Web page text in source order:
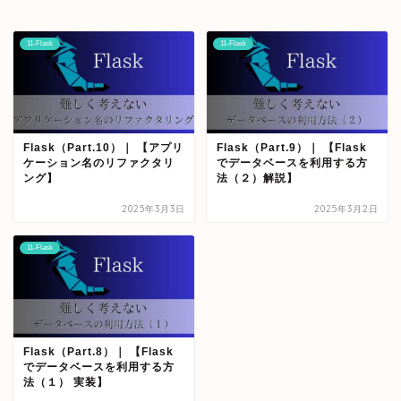
11-Flask
Flask（Part.10）｜ 【アプリ
ケーション名のリファクタリ
ング】
2025年3月3日
11-Flask
Flask（Part.9）｜ 【Flask
でデータベースを利用する方
法（２）解説】
2025年3月2日
11-Flask
Flask（Part.8）｜ 【Flask
でデータベースを利用する方
法（１） 実装】